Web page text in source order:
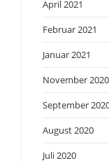
April 2021
Februar 2021
Januar 2021
November 2020
September
August 2020
Juli 2020